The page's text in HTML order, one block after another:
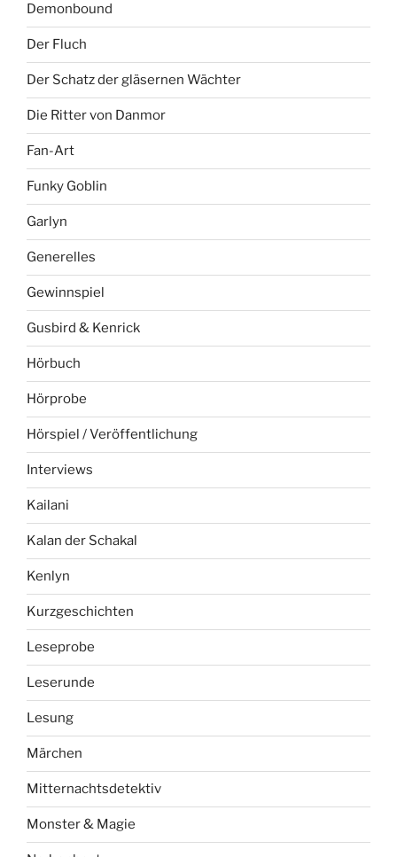
Demonbound
Der Fluch
Der Schatz der gläsernen Wächter
Die Ritter von Danmor
Fan-Art
Funky Goblin
Garlyn
Generelles
Gewinnspiel
Gusbird & Kenrick
Hörbuch
Hörprobe
Hörspiel / Veröffentlichung
Interviews
Kailani
Kalan der Schakal
Kenlyn
Kurzgeschichten
Leseprobe
Leserunde
Lesung
Märchen
Mitternachtsdetektiv
Monster & Magie